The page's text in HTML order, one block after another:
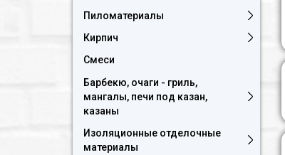
Пиломатериалы
Кирпич
Смеси
Барбекю, очаги - гриль,
мангалы, печи под казан,
казаны
Изоляционные отделочные
материалы